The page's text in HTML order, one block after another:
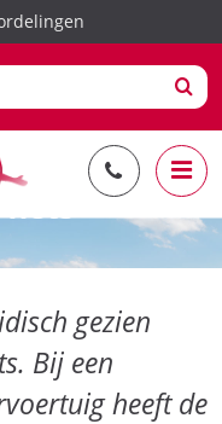
aanrijding
fiets
gezien
Bij een
heeft de